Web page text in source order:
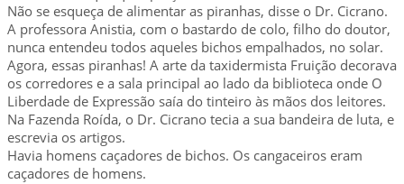
Não se esqueça de alimentar as piranhas, disse o Dr. Cicrano.
A professora Anistia, com o bastardo de colo, filho do doutor,
nunca entendeu todos aqueles bichos empalhados, no solar.
Agora, essas piranhas! A arte da taxidermista Fruição decorava
os corredores e a sala principal ao lado da biblioteca onde O
Liberdade de Expressão saía do tinteiro às mãos dos leitores.
Na Fazenda Roída, o Dr. Cicrano tecia a sua bandeira de luta, e
escrevia os artigos.
Havia homens caçadores de bichos. Os cangaceiros eram
caçadores de homens.